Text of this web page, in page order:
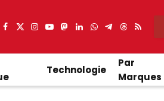
Facebook
X
Instagram
YouTube
Mastodon
LinkedIn
WhatsApp
Partager
Telegram
Threads
RSS
Technologie
Par
Marques